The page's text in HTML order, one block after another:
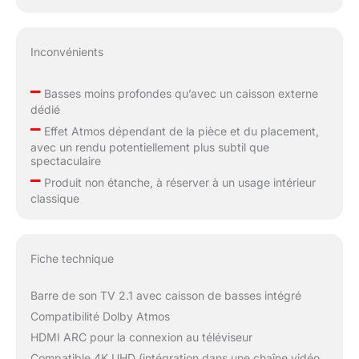
Inconvénients
–Basses moins profondes qu’avec un caisson externe
dédié
–Effet Atmos dépendant de la pièce et du placement,
avec un rendu potentiellement plus subtil que
spectaculaire
–Produit non étanche, à réserver à un usage intérieur
classique
Fiche technique
Barre de son TV 2.1 avec caisson de basses intégré
Compatibilité Dolby Atmos
HDMI ARC pour la connexion au téléviseur